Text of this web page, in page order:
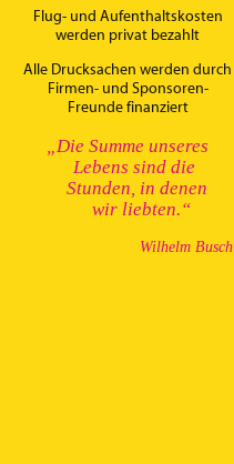
Flug- und Aufenthaltskosten
werden privat bezahlt
Alle Drucksachen werden durch
Firmen- und Sponsoren-
Freunde finanziert
„Die Summe unseres
Lebens sind die
Stunden, in denen
wir liebten.“
Wilhelm Busch